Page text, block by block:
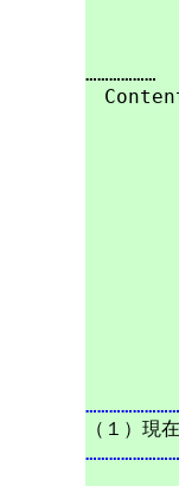
………………
～時
～２